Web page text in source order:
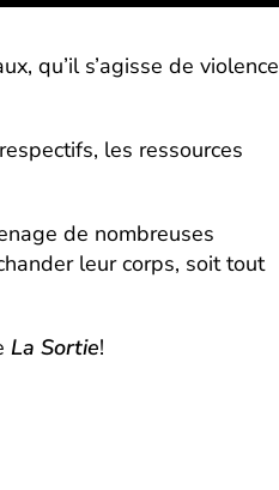
qu’il s’agisse de violence
les ressources
de nombreuses
leur corps, soit tout
La Sortie!